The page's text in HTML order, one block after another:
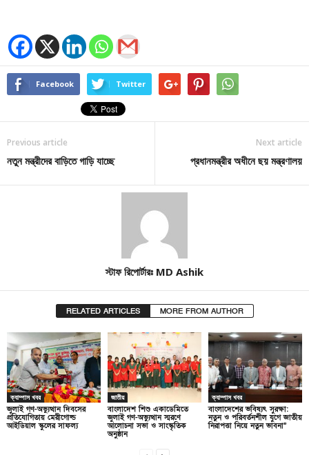
Facebook Twitter
Previous article
নতুন মন্ত্রীদের বাড়িতে গাড়ি যাচ্ছে
Next article
প্রধানমন্ত্রীর অধীনে ছয় মন্ত্রণালয়
স্টাফ রিপোর্টারঃ MD Ashik
RELATED ARTICLES MORE FROM AUTHOR
ক্যাম্পাস খবর
জুলাই গণ-অভ্যুত্থান দিবসের
প্রতিযোগিতায় মেরীগোল্ড
আইডিয়াল স্কুলের সাফল্য
জাতীয়
বাংলাদেশ শিশু একাডেমিতে
জুলাই গণ-অভ্যুত্থান স্মরণে
আলোচনা সভা ও সাংস্কৃতিক
অনুষ্ঠান
ক্যাম্পাস খবর
বাংলাদেশের ভবিষ্যৎ সুরক্ষা:
নতুন ও পরিবর্তনশীল যুগে জাতীয়
নিরাপত্তা নিয়ে নতুন ভাবনা”